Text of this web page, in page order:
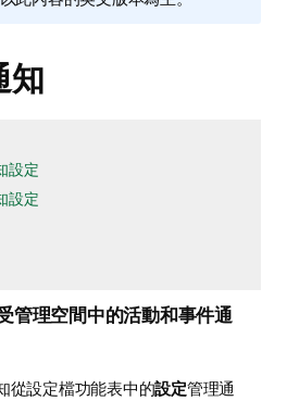
知
設定
設定
管理空間中的活動和事件通
從設定檔功能表中的設定管理通